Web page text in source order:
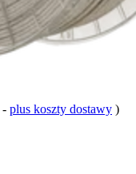
- plus koszty dostawy )